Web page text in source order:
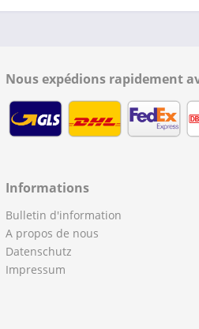
Nous expédions rapidement
Informations
Bulletin d'information
A propos de nous
Datenschutz
Impressum